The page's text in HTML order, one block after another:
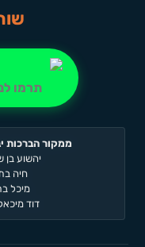
תרמו
ממקור הברכות
יהשוע בן
חיה
מיכל
דוד